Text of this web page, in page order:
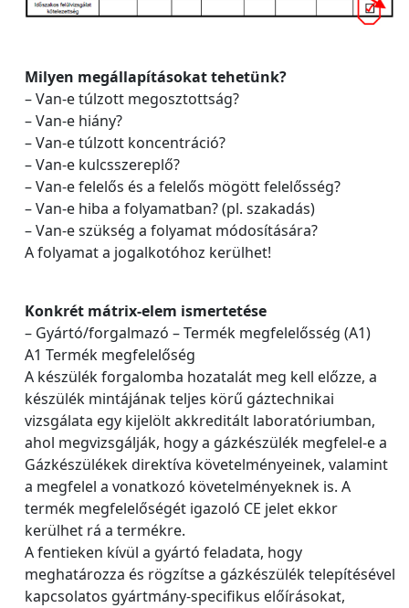
Milyen megállapításokat tehetünk?
– Van-e túlzott megosztottság?
– Van-e hiány?
– Van-e túlzott koncentráció?
– Van-e kulcsszereplő?
– Van-e felelős és a felelős mögött felelősség?
– Van-e hiba a folyamatban? (pl. szakadás)
– Van-e szükség a folyamat módosítására?
A folyamat a jogalkotóhoz kerülhet!
Konkrét mátrix-elem ismertetése
– Gyártó/forgalmazó – Termék megfelelősség (A1)
A1 Termék megfelelőség
A készülék forgalomba hozatalát meg kell előzze, a
készülék mintájának teljes körű gáztechnikai
vizsgálata egy kijelölt akkreditált laboratóriumban,
ahol megvizsgálják, hogy a gázkészülék megfelel-e a
Gázkészülékek direktíva követelményeinek, valamint
a megfelel a vonatkozó követelményeknek is. A
termék megfelelőségét igazoló CE jelet ekkor
kerülhet rá a termékre.
A fentieken kívül a gyártó feladata, hogy
meghatározza és rögzítse a gázkészülék telepítésével
kapcsolatos gyártmány-specifikus előírásokat,